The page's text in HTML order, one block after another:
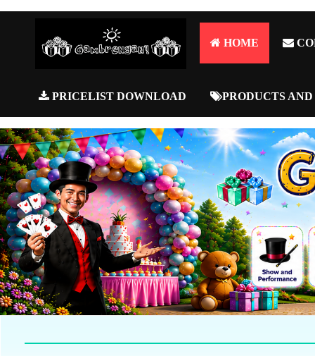
HOME
PRICELIST DOWNLOAD PRODUCTS